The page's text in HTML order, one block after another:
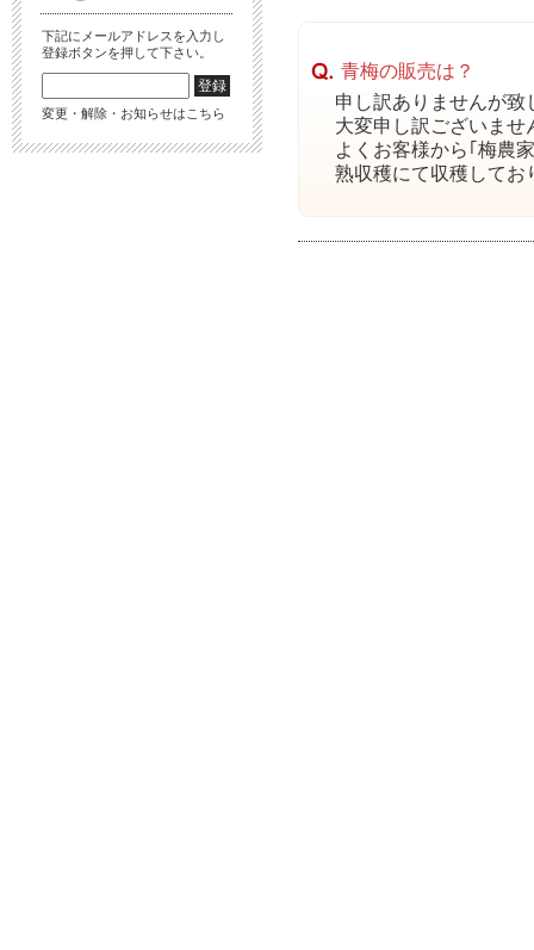
青梅の販売は？
申し訳ありませんが致
大変申し訳ございま
よくお客様から｢梅農
熟収穫にて収穫してお
下記にメールアドレスを入力し
登録ボタンを押して下さい。
変更・解除・お知らせはこちら